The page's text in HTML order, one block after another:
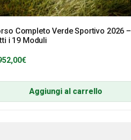
Completo Verde Sportivo 2026 –
i 19 Moduli
€
Aggiungi al carrello